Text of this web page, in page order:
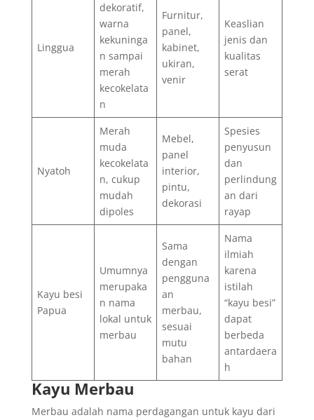
Linggua
dekoratif,
warna
kekuninga
n sampai
merah
kecokelata
n
Furnitur,
panel,
kabinet,
ukiran,
venir
Keaslian
jenis dan
kualitas
serat
Nyatoh
Merah
muda
kecokelata
n, cukup
mudah
dipoles
Mebel,
panel
interior,
pintu,
dekorasi
Spesies
penyusun
dan
perlindung
an dari
rayap
Kayu besi
Papua
Umumnya
merupaka
n nama
lokal untuk
merbau
Sama
dengan
pengguna
an
merbau,
sesuai
mutu
bahan
Nama
ilmiah
karena
istilah
“kayu besi”
dapat
berbeda
antardaera
h
Kayu Merbau
Merbau adalah nama perdagangan untuk kayu dari